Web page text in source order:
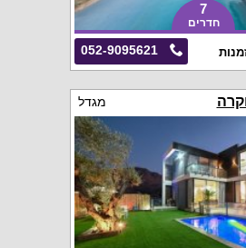
7
חדרים
052-9095621
מגדל